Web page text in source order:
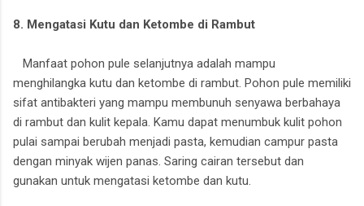
8. Mengatasi Kutu dan Ketombe di Rambut
Manfaat pohon pule selanjutnya adalah mampu
menghilangka kutu dan ketombe di rambut. Pohon pule memiliki
sifat antibakteri yang mampu membunuh senyawa berbahaya
di rambut dan kulit kepala. Kamu dapat menumbuk kulit pohon
pulai sampai berubah menjadi pasta, kemudian campur pasta
dengan minyak wijen panas. Saring cairan tersebut dan
gunakan untuk mengatasi ketombe dan kutu.